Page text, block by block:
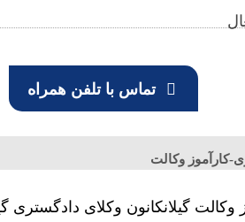
تماس با تلفن همراه
کارآموز وکالت
وکالت گیلانکانون وکلای دادگستری